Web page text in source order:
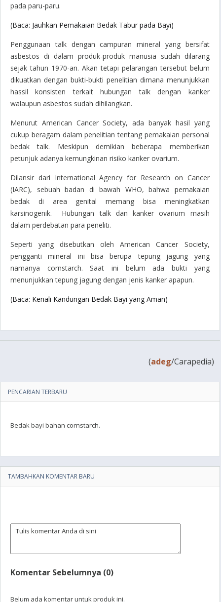
pada paru-paru.
(Baca: Jauhkan Pemakaian Bedak Tabur pada Bayi)
Penggunaan talk dengan campuran mineral yang bersifat
asbestos di dalam produk-produk manusia sudah dilarang
sejak tahun 1970-an. Akan tetapi pelarangan tersebut belum
dikuatkan dengan bukti-bukti penelitian dimana menunjukkan
hassil konsisten terkait hubungan talk dengan kanker
walaupun asbestos sudah dihilangkan.
Menurut American Cancer Society, ada banyak hasil yang
cukup beragam dalam penelitian tentang pemakaian personal
bedak talk. Meskipun demikian beberapa memberikan
petunjuk adanya kemungkinan risiko kanker ovarium.
Dilansir dari International Agency for Research on Cancer
(IARC), sebuah badan di bawah WHO, bahwa pemakaian
bedak di area genital memang bisa meningkatkan
karsinogenik. Hubungan talk dan kanker ovarium masih
dalam perdebatan para peneliti.
Seperti yang disebutkan olehAmerican Cancer Society,
pengganti mineral ini bisa berupa tepung jagung yang
namanya cornstarch. Saat ini belum ada bukti yang
menunjukkan tepung jagung dengan jenis kanker apapun.
(Baca: Kenali Kandungan Bedak Bayi yang Aman)
(adeg/Carapedia)
PENCARIAN TERBARU
Bedak bayi bahan cornstarch.
TAMBAHKAN KOMENTAR BARU
Komentar Sebelumnya (0)
Belum ada komentar untuk produk ini.